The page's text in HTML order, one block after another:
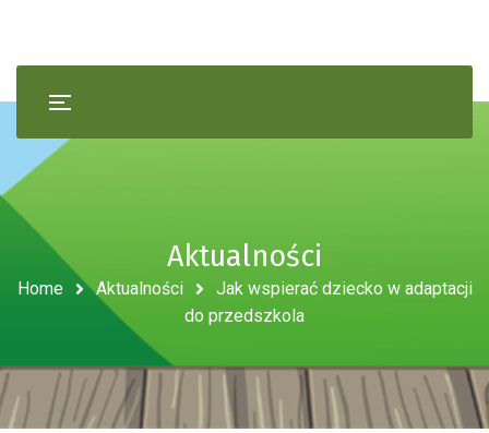
Aktualności
Home Aktualności
Jak wspierać dziecko w adaptacji
do przedszkola